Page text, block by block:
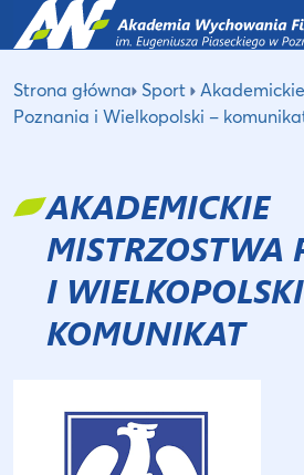
Strona główna Sport
Poznania i Wielkopolski –
AKADEMICKIE
MISTRZOSTWA
I
KOMUNIKAT